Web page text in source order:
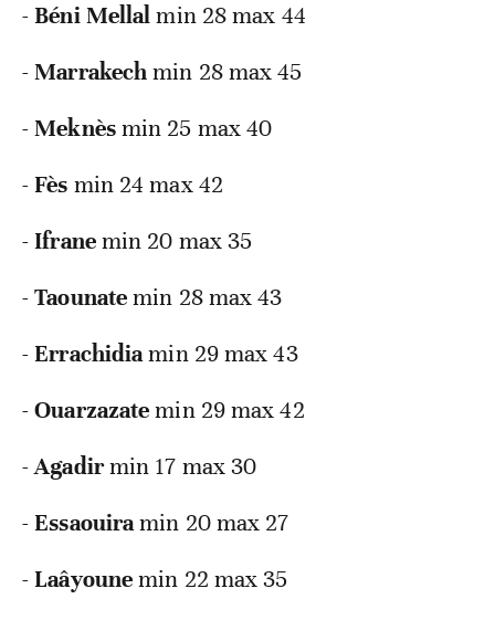
-Béni Mellalmin 28 max 44
-Marrakechmin 28 max 45
-Meknèsmin 25 max 40
-Fès min 24 max 42
-Ifranemin 20 max 35
-Taounatemin 28 max 43
-Errachidiamin 29 max 43
-Ouarzazatemin 29 max 42
-Agadirmin 17 max 30
-Essaouiramin 20 max 27
-Laâyounemin 22 max 35